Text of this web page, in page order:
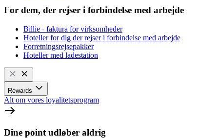
For dem, der rejser i forbindelse med arbejde
Billie - faktura for virksomheder
Hoteller for dig der rejser i forbindelse med arbejde
Forretningsrejsepakker
Hoteller med ladestation
Rewards
Alt om vores loyalitetsprogram
Dine point udløber aldrig